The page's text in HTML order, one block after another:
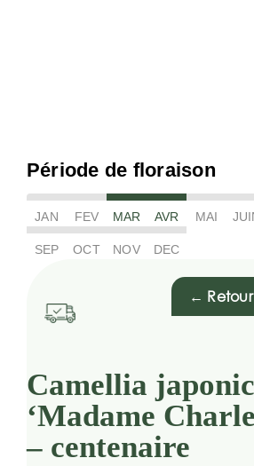
Période de floraison
JAN FEV MAR AVR MAI
SEP OCT NOV DEC
←
Camellia
‘Madame
– centenaire